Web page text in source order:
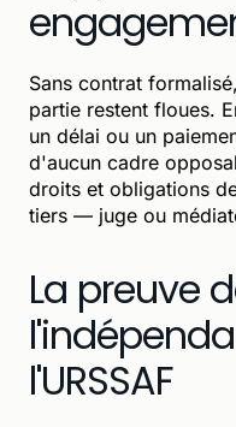
Sans contrat
partie restent floues.
un délai ou un
d'aucun cadre
droits et obligations
tiers — juge ou
La preuve
l'URSSAF